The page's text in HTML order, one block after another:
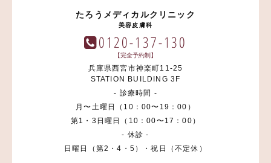
たろうメディカルクリニック
美容皮膚科
0120-137-130
【完全予約制】
兵庫県西宮市神楽町11-25
STATION BUILDING 3F
- 診療時間 -
月〜土曜日（10：00〜19：00）
第1・3日曜日（10：00〜17：00）
- 休診 -
日曜日（第2・4・5）・祝日（不定休）